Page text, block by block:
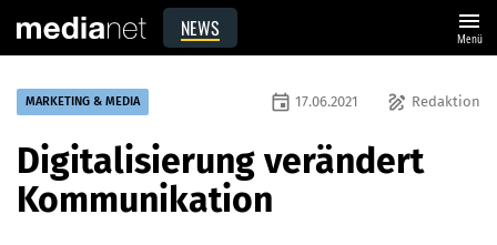
NEWS menu
Menü
MARKETING & MEDIA draw Redaktion
event 17.06.2021
Digitalisierung verändert
Kommunikation